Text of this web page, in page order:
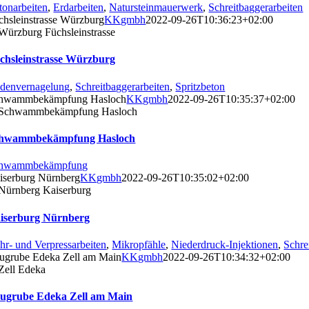
,Erdarbeiten,Natursteinmauerwerk, Schreitbaggerarbeiten
WürzburgKKgmbh2022-09-26T10:36:23+02:00
Würzburg
, Schreitbaggerarbeiten, Spritzbeton
HaslochKKgmbh2022-09-26T10:35:37+02:00
Hasloch
NürnbergKKgmbh2022-09-26T10:35:02+02:00
Nürnberg
und Verpressarbeiten,Mikropfähle,Niederdruck-Injektionen,
Edeka Zell am MainKKgmbh2022-09-26T10:34:32+02:00
Edeka Zell am Main